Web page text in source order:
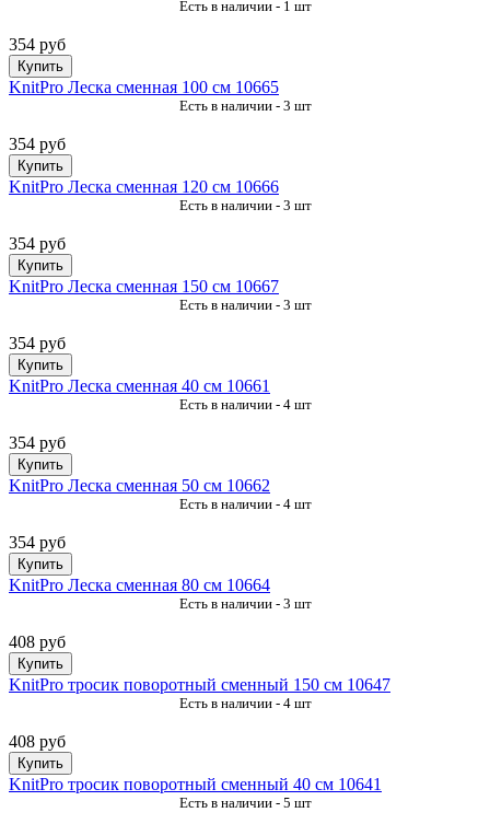
Есть в наличии - 1 шт
354 руб
Купить
KnitPro Леска сменная 100 см 10665
Есть в наличии - 3 шт
354 руб
Купить
KnitPro Леска сменная 120 см 10666
Есть в наличии - 3 шт
354 руб
Купить
KnitPro Леска сменная 150 см 10667
Есть в наличии - 3 шт
354 руб
Купить
KnitPro Леска сменная 40 см 10661
Есть в наличии - 4 шт
354 руб
Купить
KnitPro Леска сменная 50 см 10662
Есть в наличии - 4 шт
354 руб
Купить
KnitPro Леска сменная 80 см 10664
Есть в наличии - 3 шт
408 руб
Купить
KnitPro тросик поворотный сменный 150 см 10647
Есть в наличии - 4 шт
408 руб
Купить
KnitPro тросик поворотный сменный 40 см 10641
Есть в наличии - 5 шт